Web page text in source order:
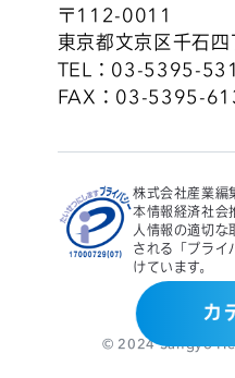
カ
〒112-0011
東京都文京区千石
TEL：03-5395-
FAX：03-5395-
株式会社産業編
本情報経済社会
人情報の適切な
される「プライ
けています。
個人情
© 2024 Sangyo